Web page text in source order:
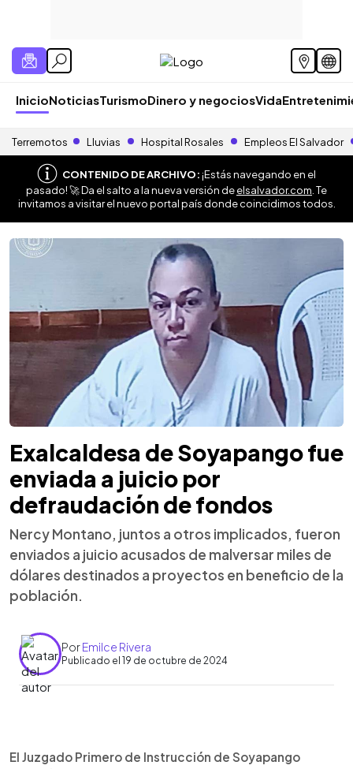
InicioNoticiasTurismoDinero y negociosVida
Terremotos Lluvias Hospital Rosales Empleos El Salvador
CONTENIDO DE ARCHIVO:¡Estás navegando en el
pasado! 🚀 Da el salto a la nueva versión deelsalvador.com . Te
invitamos a visitar el nuevo portal país donde coincidimos todos.
Exalcaldesa de Soyapango fue
enviada a juicio por
defraudación de fondos
Nercy Montano, juntos a otros implicados, fueron
enviados a juicio acusados de malversar miles de
dólares destinados a proyectos en beneficio de la
población.
PorEmilce Rivera
Publicado el 19 de octubre de 2024
Escuchar artículo
El Juzgado Primero de Instrucción de Soyapango